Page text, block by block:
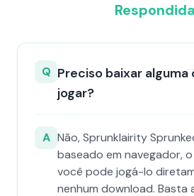
Q Preciso baixar alguma
jogar?
A Não, Sprunklairity
baseado em navegador,
você pode jogá-lo
nenhum download. Basta